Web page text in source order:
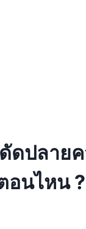
ดปลาย
อนไหน ?